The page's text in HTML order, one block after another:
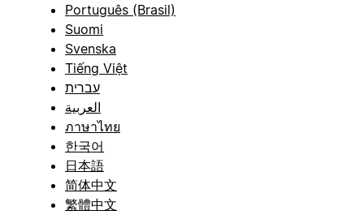
Português (Brasil)
Suomi
Svenska
Tiếng Việt
עברית
العربية
ภาษาไทย
한국어
日本語
简体中文
繁體中文